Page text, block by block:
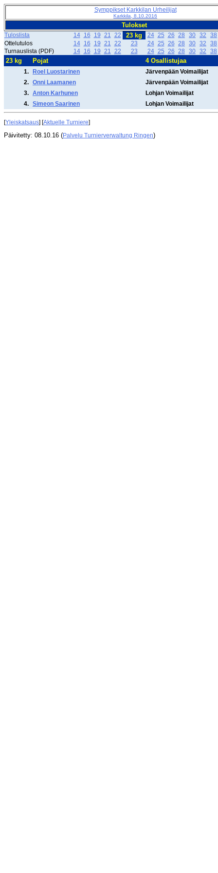
Symppikset Karkkilan Urheilijat
Karkkila, 8.10.2016
Tulokset
Tuloslista 14 16 19 21 22 23 kg 24 25 26 28 30 32
38
Ottelutulos
14 16 19 21 22 23 24 25 26 28 30 32
38
Turnauslista (PDF)
14 16 19 21 22 23 24 25 26 28 30 32 38
23 kg Pojat 4 Osallistujaa
1. Roel Luostarinen
Järvenpään Voimailijat
2. Onni Laamanen
Järvenpään Voimailijat
3. Anton Karhunen
Lohjan Voimailijat
4. Simeon Saarinen Lohjan Voimailijat
[Yleiskatsaus] [Aktuelle Turniere]
Päivitetty: 08.10.16 (Palvelu Turnierverwaltung Ringen)